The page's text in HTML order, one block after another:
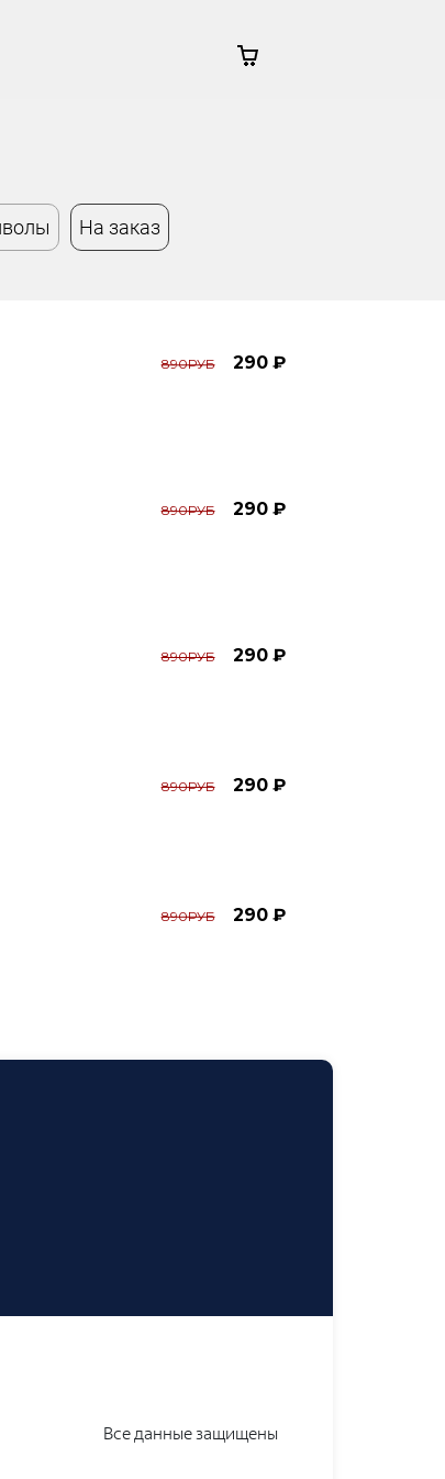
На заказ
890РУБ 290 ₽
890РУБ 290 ₽
890РУБ 290 ₽
890РУБ 290 ₽
890РУБ 290 ₽
Все данные защищены